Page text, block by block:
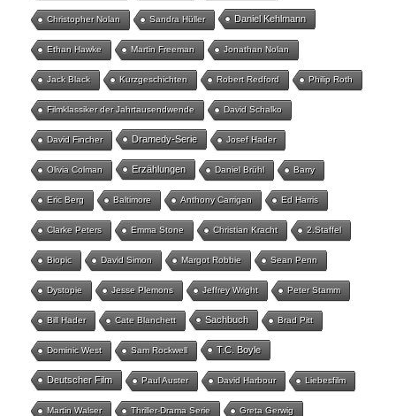
Christopher Nolan Sandra Hüller Daniel Kehlmann
Ethan Hawke Martin Freeman Jonathan Nolan
Jack Black Kurzgeschichten Robert Redford Philip Roth
Filmklassiker der Jahrtausendwende David Schalko
David Fincher Dramedy-Serie Josef Hader
Olivia Colman Erzählungen Daniel Brühl Barry
Eric Berg Baltimore Anthony Carrigan Ed Harris
Clarke Peters Emma Stone Christian Kracht 2.Staffel
Biopic David Simon Margot Robbie Sean Penn
Dystopie Jesse Plemons Jeffrey Wright Peter Stamm
Bill Hader Cate Blanchett Sachbuch Brad Pitt
Dominic West Sam Rockwell T.C. Boyle
Deutscher Film Paul Auster David Harbour Liebesfilm
Martin Walser Thriller-Drama Serie Greta Gerwig